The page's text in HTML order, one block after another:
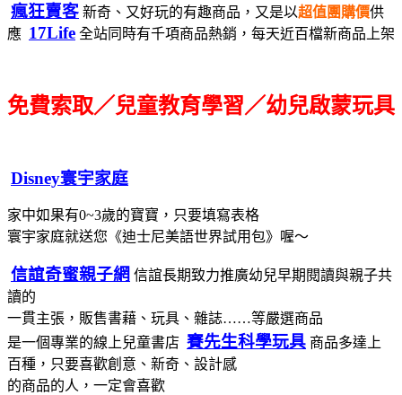
瘋狂賣客 新奇、又好玩的有趣商品，又是以超值團購價供
應 17Life 全站同時有千項商品熱銷，每天近百檔新商品上架
免費索取／兒童教育學習／幼兒啟蒙玩具
Disney寰宇家庭
家中如果有0~3歲的寶寶，只要填寫表格
寰宇家庭就送您《迪士尼美語世界試用包》喔～
信誼奇蜜親子網 信誼長期致力推廣幼兒早期閱讀與親子共
讀的
一貫主張，販售書藉、玩具、雜誌……等嚴選商品
是一個專業的線上兒童書店 賽先生科學玩具 商品多達上
百種，只要喜歡創意、新奇、設計感
的商品的人，一定會喜歡